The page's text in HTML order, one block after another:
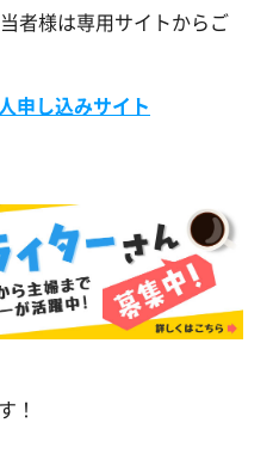
者様は専用サイトからご
申し込みサイト
！